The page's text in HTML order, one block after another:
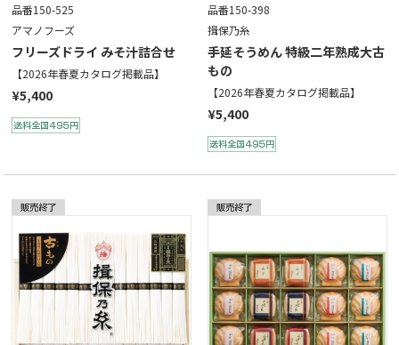
品番150-525
アマノフーズ
フリーズドライ みそ汁詰合せ
【2026年春夏カタログ掲載品】
¥5,400
品番150-398
揖保乃糸
手延そうめん 特級二年熟成大古
もの
【2026年春夏カタログ掲載品】
¥5,400